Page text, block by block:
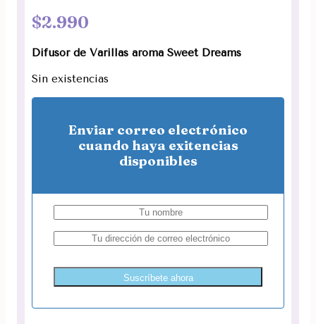
$2.990
Difusor de Varillas aroma Sweet Dreams
Sin existencias
Enviar correo electrónico
cuando haya exitencias
disponibles
Suscríbete ahora